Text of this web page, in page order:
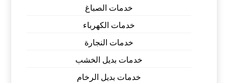
خدمات الصباغ
خدمات الكهرباء
خدمات النجارة
خدمات بديل الخشب
خدمات بديل الرخام